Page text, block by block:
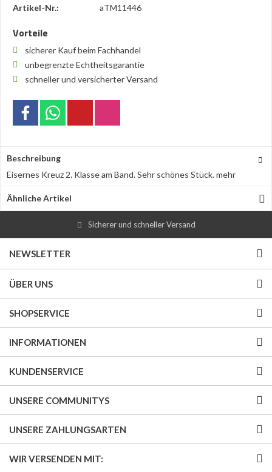
Artikel-Nr.: aTM11446
Vorteile
sicherer Kauf beim Fachhandel
unbegrenzte Echtheitsgarantie
schneller und versicherter Versand
Beschreibung
Eisernes Kreuz 2. Klasse am Band. Sehr schönes Stück.mehr
Ähnliche Artikel
Sicherer und schneller Versand
NEWSLETTER
ÜBER UNS
SHOPSERVICE
INFORMATIONEN
KUNDENSERVICE
UNSERE COMMUNITYS
UNSERE ZAHLUNGSARTEN
WIR VERSENDEN MIT: